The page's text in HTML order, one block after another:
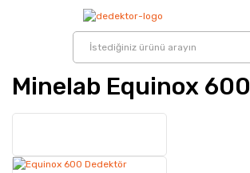
Minelab Equinox 600